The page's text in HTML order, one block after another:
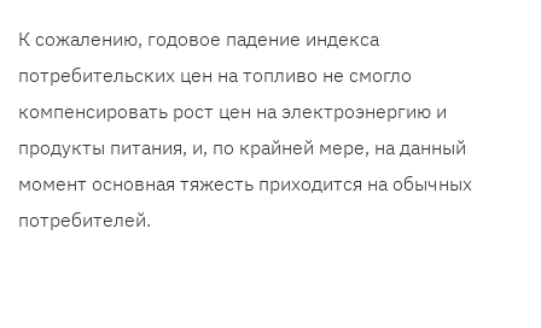
К сожалению, годовое падение индекса
потребительских цен на топливо не смогло
компенсировать рост цен на электроэнергию и
продукты питания, и, по крайней мере, на данный
момент основная тяжесть приходится на обычных
потребителей.